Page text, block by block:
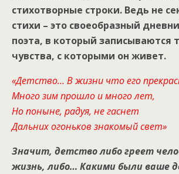
стихотворные строки. Ведь не
стихи – это своеобразный
поэта, в который записываются
чувства, с которыми он живет.
«Детство… В жизни что его
Много зим прошло и много лет,
Но поныне, радуя, не гаснет
Дальних огоньков знакомый свет»
Значит, детство либо греет
жизнь, либо… Какими были ваше